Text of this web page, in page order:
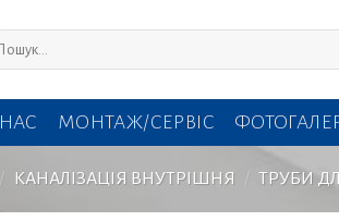
МОНТАЖ/СЕРВІС
/ КАНАЛІЗАЦІЯ ВНУТРІШНЯ / ТРУБИ